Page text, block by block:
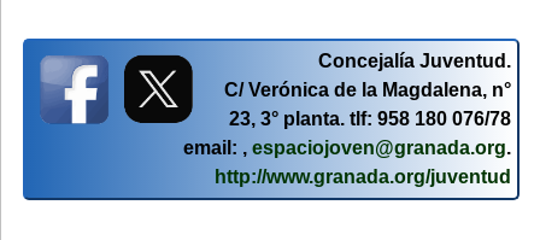
Concejalía Juventud.
C/ Verónica de la Magdalena, n°
23, 3° planta. tlf: 958 180 076/78
email: , espaciojoven@granada.org.
http://www.granada.org/juventud